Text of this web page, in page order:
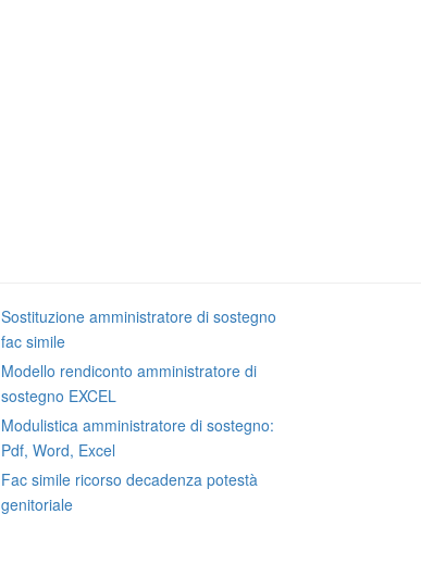
Sostituzione amministratore di sostegno
fac simile
Modello rendiconto amministratore di
sostegno EXCEL
Modulistica amministratore di sostegno:
Pdf, Word, Excel
Fac simile ricorso decadenza potestà
genitoriale